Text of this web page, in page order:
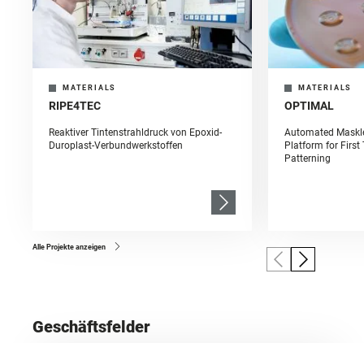
MATERIALS
RIPE4TEC
Reaktiver Tintenstrahldruck von Epoxid-
Duroplast-Verbundwerkstoffen
MATERIALS
OPTIMAL
Automated
Platform for First
Patterning
Alle Projekte anzeigen
Geschäftsfelder